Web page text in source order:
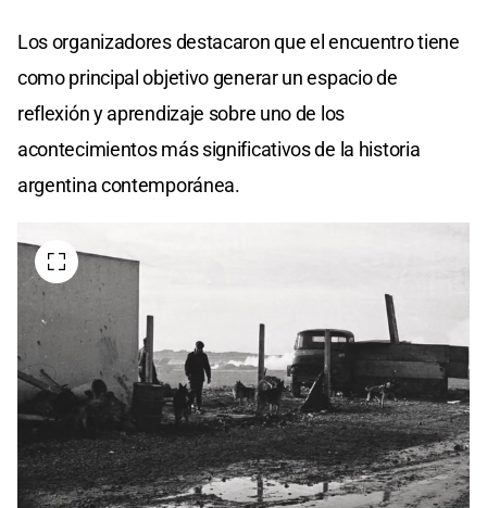
Los organizadores destacaron que el encuentro tiene
como principal objetivo generar un espacio de
reflexión y aprendizaje sobre uno de los
acontecimientos más significativos de la historia
argentina contemporánea.